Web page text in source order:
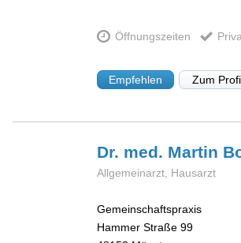
Öffnungszeiten
Empfehlen Zum
Dr. med. Martin
Allgemeinarzt, Hausarzt
Gemeinschaftspraxis
Hammer Straße 99